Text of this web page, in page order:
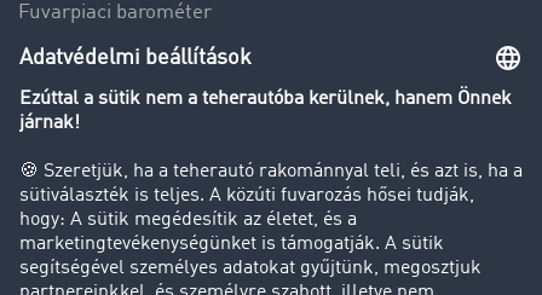
Fuvarpiaci barométer
Transzportlexikon
Tehergépkocsi-forgalomkorlátozás
Cég
Sikertörténetek